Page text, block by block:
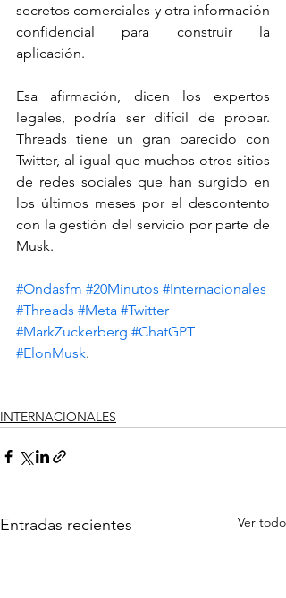
secretos comerciales y otra información
confidencial para construir la
aplicación.
Esa afirmación, dicen los expertos
legales, podría ser difícil de probar.
Threads tiene un gran parecido con
Twitter, al igual que muchos otros sitios
de redes sociales que han surgido en
los últimos meses por el descontento
con la gestión del servicio por parte de
Musk.
#Ondasfm #20Minutos #Internacionales
#Threads #Meta #Twitter
#MarkZuckerberg #ChatGPT
#ElonMusk.
INTERNACIONALES
Entradas recientes Ver todo